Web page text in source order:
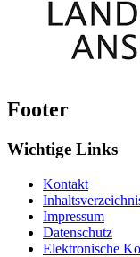
Footer
Wichtige Links
Kontakt
Impressum
Datenschutz
Elektronische